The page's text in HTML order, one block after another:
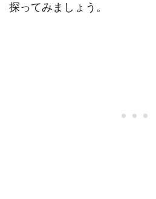
探ってみましょう。